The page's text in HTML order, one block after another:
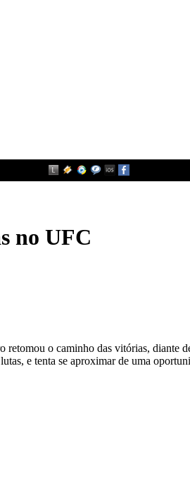
no UFC
o caminho das vitórias, diante
e tenta se aproximar de uma